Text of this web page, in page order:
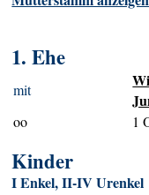
1. Ehe
mit
oo 1
Kinder
I Enkel, II-IV Urenkel